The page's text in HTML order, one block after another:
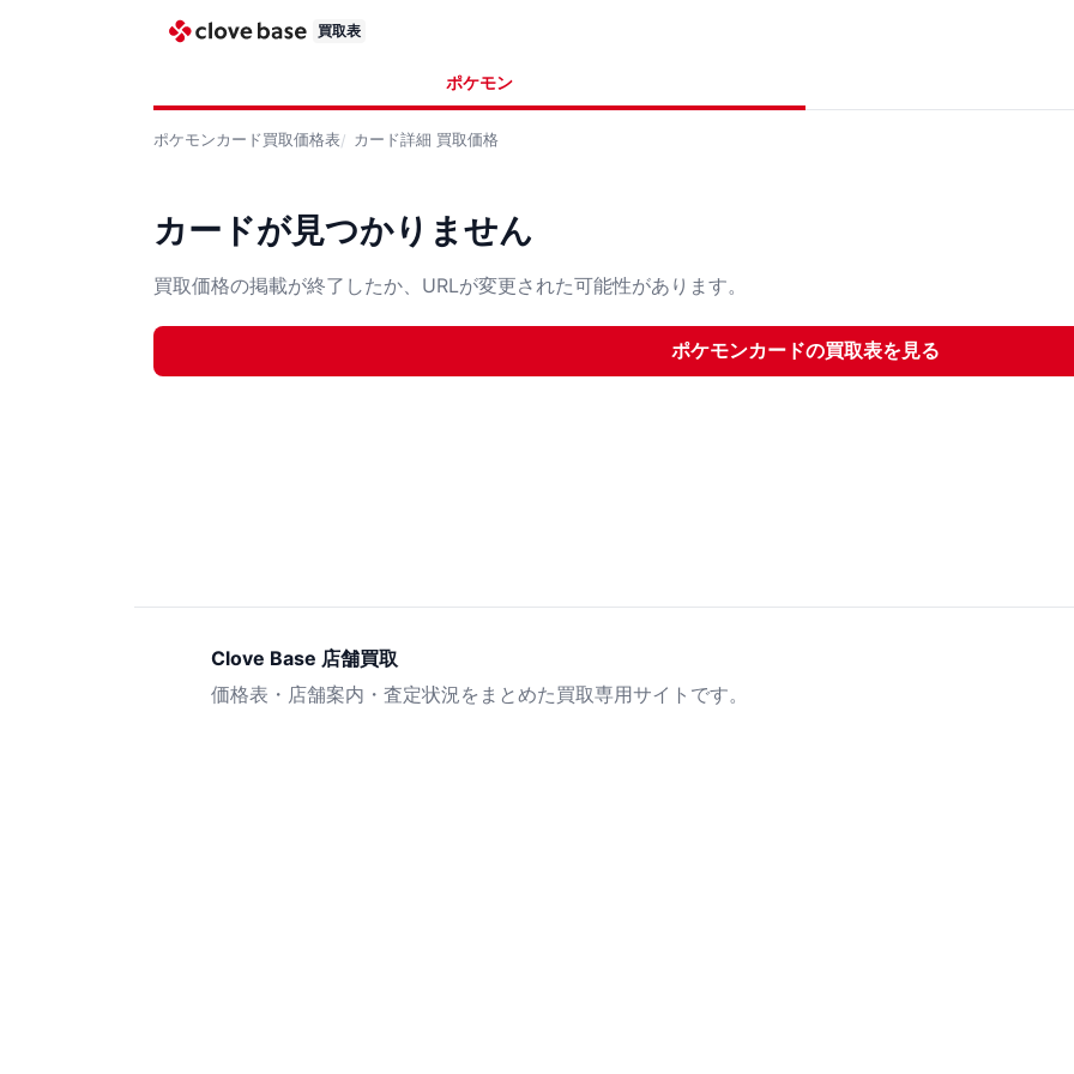
買取表
ポケモン
ポケモンカード買取価格表 カード詳細 買取価格
カードが見つかりません
買取価格の掲載が終了したか、URLが変更された可能性があります。
ポケモンカードの買取表を見る
Clove Base 店舗買取
価格表・店舗案内・査定状況をまとめた買取専用サイトです。